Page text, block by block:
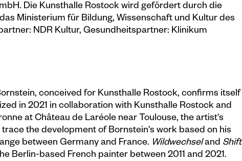
Die Kunsthalle Rostock wird gefördert durch die
Ministerium für Bildung, Wissenschaft und Kultur des
NDR Kultur, Gesundheitspartner: Klinikum
conceived for Kunsthalle Rostock, confirms itself
in 2021 in collaboration with Kunsthalle Rostock and
at Château de Laréole near Toulouse, the artist's
the development of Bornstein's work based on his
between Germany and France. Wildwechseland Shift
Berlin-based French painter between 2011 and 2021.